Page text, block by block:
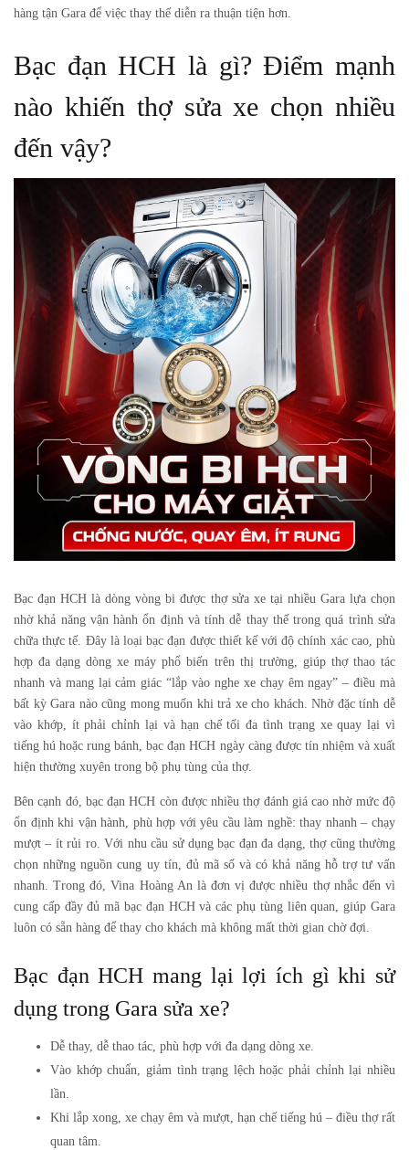
hàng tận Gara để việc thay thế diễn ra thuận tiện hơn.
Bạc đạn HCH là gì? Điểm mạnh
nào khiến thợ sửa xe chọn nhiều
đến vậy?
Bạc đạn HCH là dòng vòng bi được thợ sửa xe tại nhiều Gara lựa chọn
nhờ khả năng vận hành ổn định và tính dễ thay thế trong quá trình sửa
chữa thực tế. Đây là loại bạc đạn được thiết kế với độ chính xác cao, phù
hợp đa dạng dòng xe máy phổ biến trên thị trường, giúp thợ thao tác
nhanh và mang lại cảm giác “lắp vào nghe xe chạy êm ngay” – điều mà
bất kỳ Gara nào cũng mong muốn khi trả xe cho khách. Nhờ đặc tính dễ
vào khớp, ít phải chỉnh lại và hạn chế tối đa tình trạng xe quay lại vì
tiếng hú hoặc rung bánh, bạc đạn HCH ngày càng được tín nhiệm và xuất
hiện thường xuyên trong bộ phụ tùng của thợ.
Bên cạnh đó, bạc đạn HCH còn được nhiều thợ đánh giá cao nhờ mức độ
ổn định khi vận hành, phù hợp với yêu cầu làm nghề: thay nhanh – chạy
mượt – ít rủi ro. Với nhu cầu sử dụng bạc đạn đa dạng, thợ cũng thường
chọn những nguồn cung uy tín, đủ mã số và có khả năng hỗ trợ tư vấn
nhanh. Trong đó,Vina Hoàng An là đơn vị được nhiều thợ nhắc đến vì
cung cấp đầy đủ mã bạc đạn HCH và các phụ tùng liên quan, giúp Gara
luôn có sẵn hàng để thay cho khách mà không mất thời gian chờ đợi.
Bạc đạn HCH mang lại lợi ích gì khi sử
dụng trong Gara sửa xe?
Dễ thay, dễ thao tác, phù hợp với đa dạng dòng xe.
Vào khớp chuẩn, giảm tình trạng lệch hoặc phải chỉnh lại nhiều
lần.
Khi lắp xong, xe chạy êm và mượt, hạn chế tiếng hú – điều thợ rất
quan tâm.